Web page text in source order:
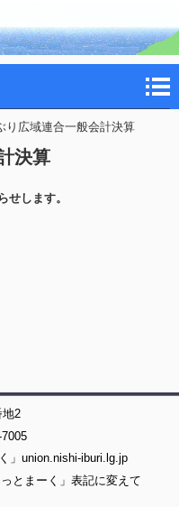
り広域連合一般会計決算
決算
せします。
2
」union.nishi-iburi.lg.jp
とまーく」表記に変えて